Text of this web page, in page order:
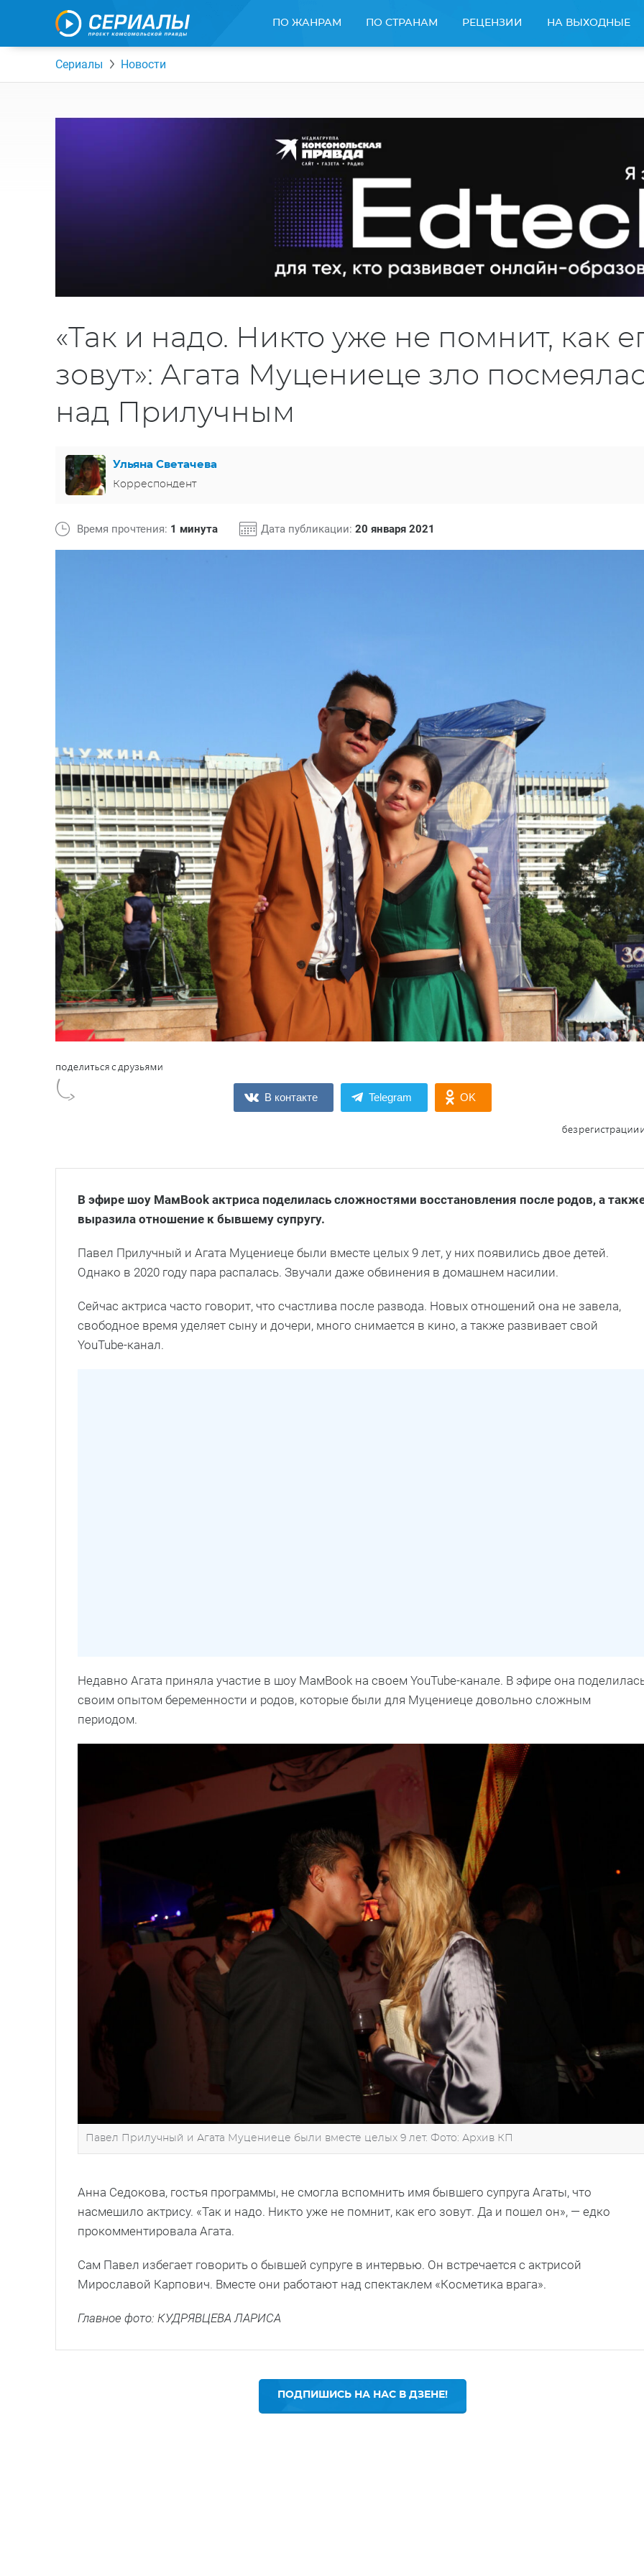
ПО ЖАНРАМ ПО СТРАНАМ РЕЦЕНЗИИ НА ВЫХОДНЫЕ
Сериалы Новости
«Так и надо. Никто уже не помнит, как
зовут»: Агата Муцениеце зло
над Прилучным
Ульяна Светачева
Корреспондент
Время прочтения: 1 минута Дата публикации: 20 января 2021
В контакте Telegram OK
В эфире шоу МамBook актриса поделилась сложностями восстановления после родов, а
выразила отношение к бывшему супругу.
Павел Прилучный и Агата Муцениеце были вместе целых 9 лет, у них появились двое детей.
Однако в 2020 году пара распалась. Звучали даже обвинения в домашнем насилии.
Сейчас актриса часто говорит, что счастлива после развода. Новых отношений она не завела,
свободное время уделяет сыну и дочери, много снимается в кино, а также развивает свой
YouTube-канал.
Недавно Агата приняла участие в шоу МамBook на своем YouTube-канале. В эфире она
своим опытом беременности и родов, которые были для Муцениеце довольно сложным
периодом.
Павел Прилучный и Агата Муцениеце были вместе целых 9 лет. Фото: Архив КП
Анна Седокова, гостья программы, не смогла вспомнить имя бывшего супруга Агаты, что
насмешило актрису. «Так и надо. Никто уже не помнит, как его зовут. Да и пошел он», — едко
прокомментировала Агата.
Сам Павел избегает говорить о бывшей супруге в интервью. Он встречается с актрисой
Мирославой Карпович. Вместе они работают над спектаклем «Косметика врага».
Главное фото: КУДРЯВЦЕВА ЛАРИСА
ПОДПИШИСЬ НА НАС В ДЗЕНЕ!